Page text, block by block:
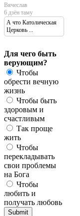
Вячеслав
6 дзён таму
А что Католическая
Церковь ...
Для чего быть
верующим?
Чтобы
обрести вечную
жизнь
Чтобы быть
здоровым и
счастливым
Так проще
жить
Чтобы
перекладывать
свои проблемы
на Бога
Чтобы
любить и
получать любовь